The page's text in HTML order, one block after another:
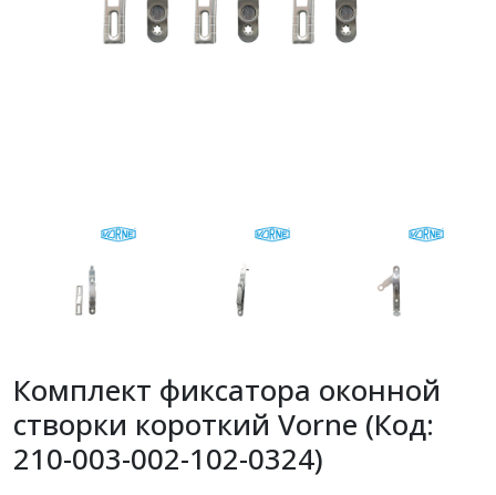
Комплект фиксатора оконной
створки короткий Vorne (Код:
210-003-002-102-0324)